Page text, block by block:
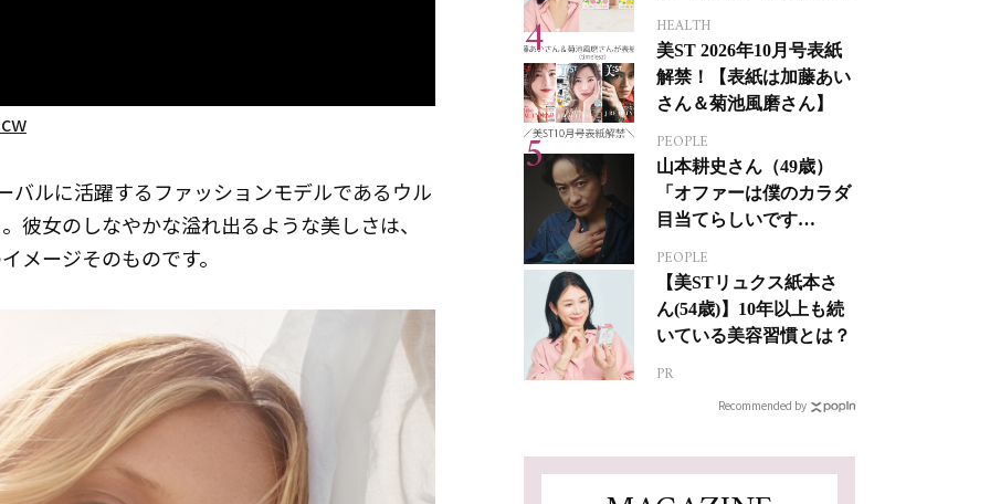
バルに活躍するファッションモデルであるウル
女のしなやかな溢れ出るような美しさは、
メージそのものです。
HEALTH
美ST 2026年10月号表紙
解禁！【表紙は加藤あい
さん＆菊池風磨さん】
PEOPLE
山本耕史さん（49歳）
「オファーは僕のカラダ
目当てらしいです
ジカルへの挑戦
PEOPLE
【美STリュクス紙本さ
ん(54歳)】10年以上も続
いている美容習慣とは？
PR
Recommended by